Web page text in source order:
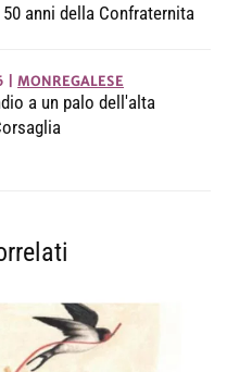
anni della Confraternita
MONREGALESE
a un palo dell'alta